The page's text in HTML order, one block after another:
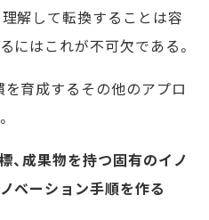
解して転換することは容
にはこれが不可欠である。
育成するその他のアプロ
、成果物を持つ固有のイノ
ベーション手順を作る